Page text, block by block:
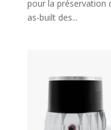
pour la préservation
as-built des...